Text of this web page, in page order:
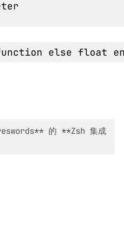
的 **Zsh 集成